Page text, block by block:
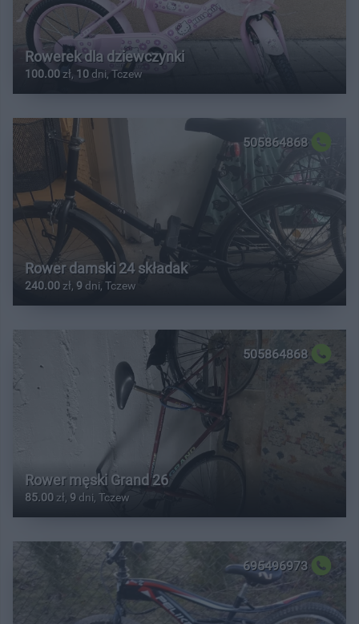
Rowerek dla dziewczynki
100.00zł, 10 dni, Tczew
505864868
Rower damski 24 składak
240.00 zł, 9 dni, Tczew
505864868
Rower męski Grand 26
85.00 zł, 9 dni, Tczew
695496973